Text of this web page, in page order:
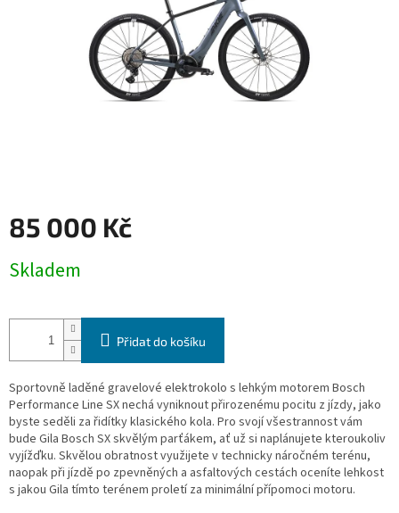
85 000 Kč
cena:
Skladem
Přidat do košíku
Sportovně laděné gravelové elektrokolo s lehkým motorem Bosch
Performance Line SX nechá vyniknout přirozenému pocitu z jízdy, jako
byste seděli za řidítky klasického kola. Pro svojí všestrannost vám
bude Gila Bosch SX skvělým parťákem, ať už si naplánujete kteroukoliv
vyjížďku. Skvělou obratnost využijete v technicky náročném terénu,
naopak při jízdě po zpevněných a asfaltových cestách oceníte lehkost
s jakou Gila tímto terénem proletí za minimální přípomoci motoru.